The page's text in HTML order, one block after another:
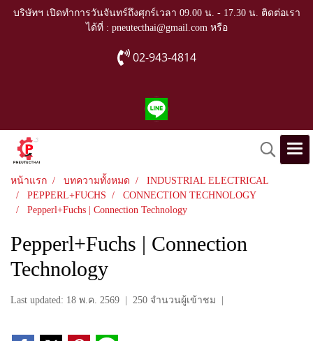
บริษัทฯ เปิดทำการวันจันทร์ถึงศุกร์เวลา 09.00 น. - 17.30 น. ติดต่อเรา
ได้ที่ : pneutecthai@gmail.com หรือ
02-943-4814
หน้าแรก บทความทั้งหมด
INDUSTRIAL ELECTRICAL
PEPPERL+FUCHS
CONNECTION TECHNOLOGY
Pepperl+Fuchs | Connection Technology
Pepperl+Fuchs | Connection
Technology
Last updated: 18 พ.ค. 2569 250 จำนวนผู้เข้าชม